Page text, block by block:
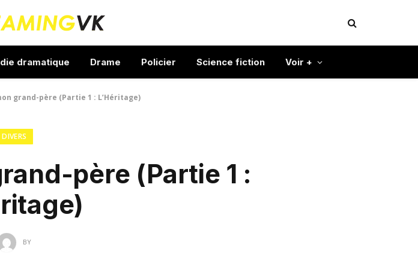
dramatique Drame Policier Science fiction Voir +
grand-père (Partie 1 : L’Héritage)
DIVERS
père (Partie 1 :
BY